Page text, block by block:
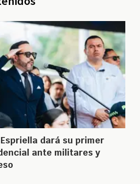
dará su primer
ante militares y